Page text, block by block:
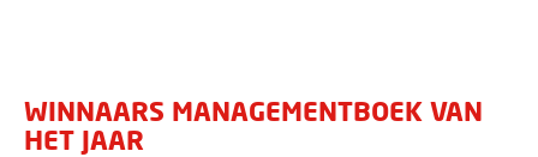
WINNAARS MANAGEMENTBOEK VAN
HET JAAR